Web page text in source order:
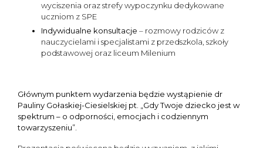
wyciszenia oraz strefy wypoczynku dedykowane
uczniom z SPE
Indywidualne konsultacje – rozmowy rodziców z
nauczycielami i specjalistami z przedszkola, szkoły
podstawowej oraz liceum Milenium
Głównym punktem wydarzenia będzie wystąpienie dr
Pauliny Gołaskiej-Ciesielskiej pt. „Gdy Twoje dziecko jest w
spektrum – o odporności, emocjach i codziennym
towarzyszeniu”.